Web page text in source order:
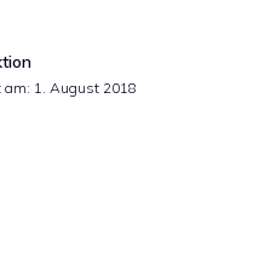
am: 1. August 2018